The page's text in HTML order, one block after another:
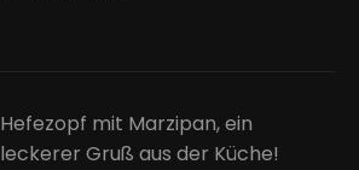
Hefezopf mit Marzipan, ein
leckerer Gruß aus der Küche!